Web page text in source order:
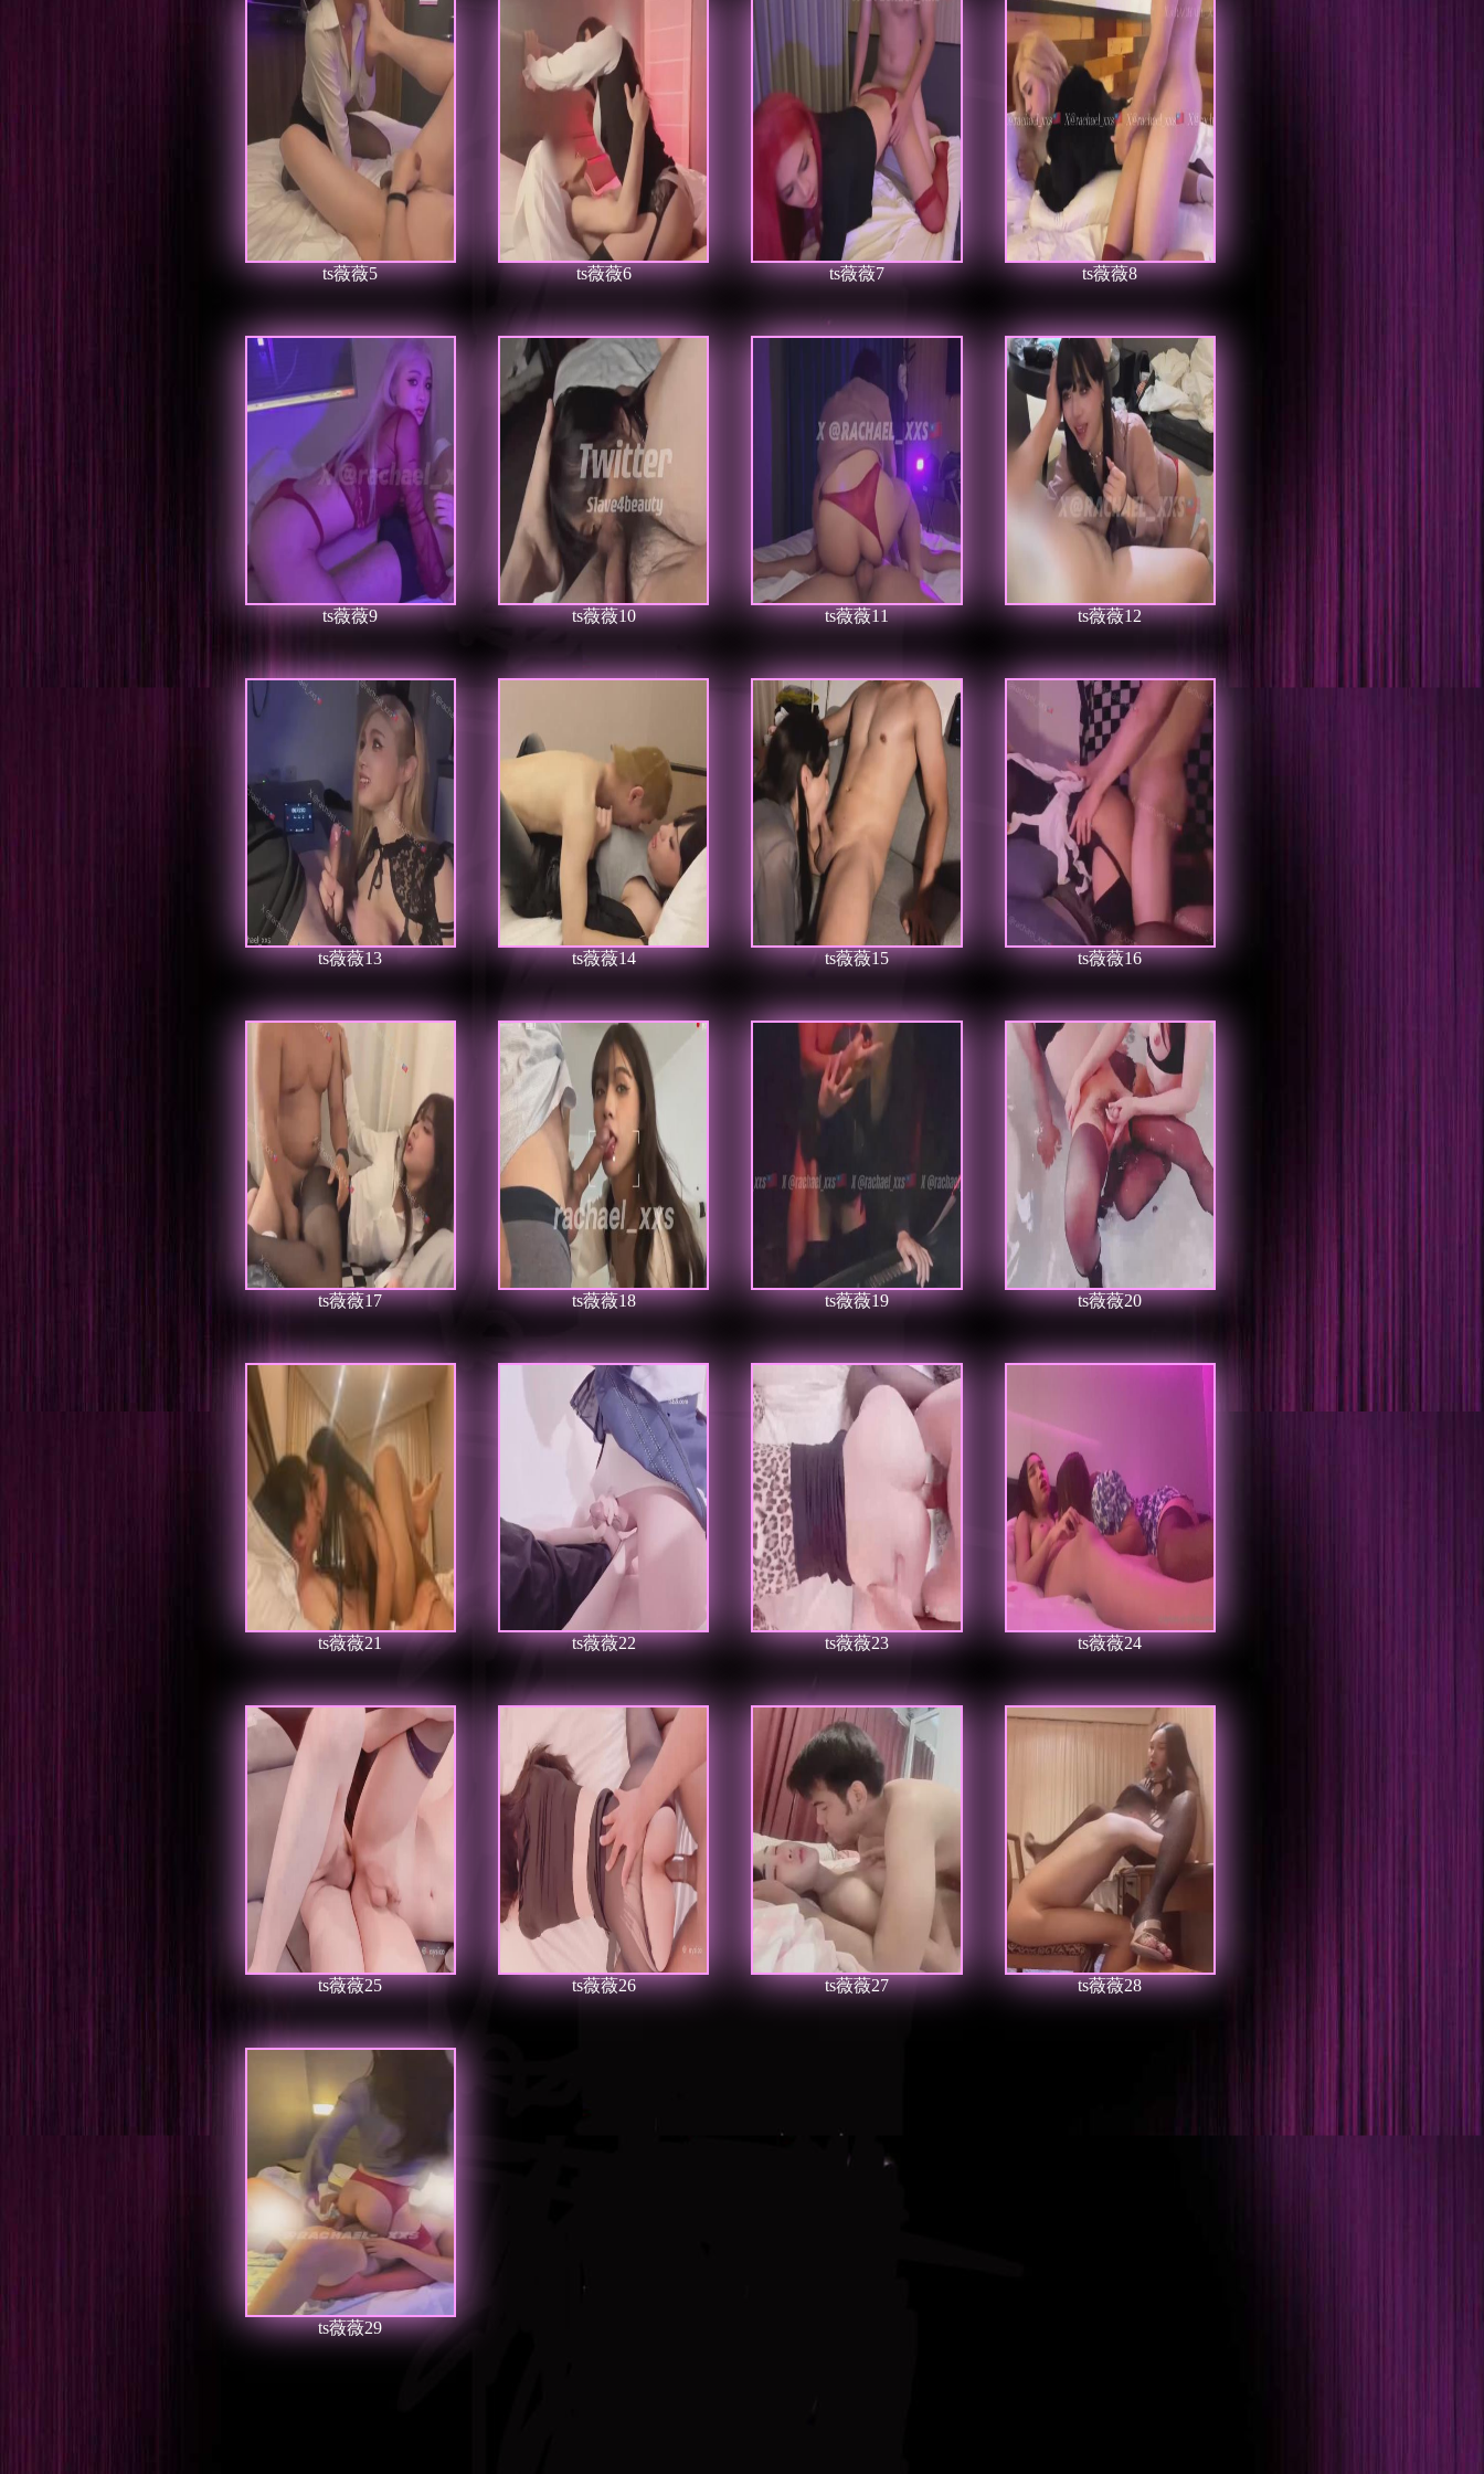
ts薇薇5 ts薇薇6 ts薇薇7 ts薇薇8
ts薇薇9 ts薇薇10 ts薇薇11 ts薇薇12
ts薇薇13 ts薇薇14 ts薇薇15 ts薇薇16
ts薇薇17 ts薇薇18 ts薇薇19 ts薇薇20
ts薇薇21 ts薇薇22 ts薇薇23 ts薇薇24
ts薇薇25 ts薇薇26 ts薇薇27 ts薇薇28
ts薇薇29